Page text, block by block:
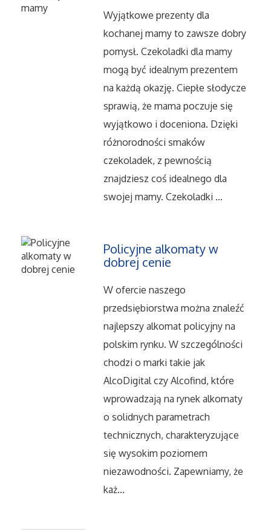
Materiały Reklamowe
Ćwiczenia
Imprezy Integracyjne
Hobby
Zajęcia Sportowe i Rekreacyjne
Serwis
Restauracje, Catering
Fotografia
Adwokaci, Porady Prawne
Weterynaryjne, Hodowla Zwierząt
Sprzątanie, Porządkowanie
Serwis
Wyjątkowe prezenty dla
kochanej mamy to zawsze dobry
pomysł. Czekoladki dla mamy
mogą być idealnym prezentem
na każdą okazję. Ciepłe słodycze
sprawią, że mama poczuje się
wyjątkowo i doceniona. Dzięki
różnorodności smaków
czekoladek, z pewnością
znajdziesz coś idealnego dla
swojej mamy. Czekoladki ...
Policyjne alkomaty w
dobrej cenie
W ofercie naszego
przedsiębiorstwa można znaleźć
najlepszy alkomat policyjny na
polskim rynku. W szczególności
chodzi o marki takie jak
AlcoDigital czy Alcofind, które
wprowadzają na rynek alkomaty
o solidnych parametrach
technicznych, charakteryzujące
się wysokim poziomem
niezawodności. Zapewniamy, że
każ...